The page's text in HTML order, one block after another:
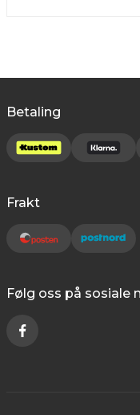
Betaling
Frakt
Følg oss på sosiale